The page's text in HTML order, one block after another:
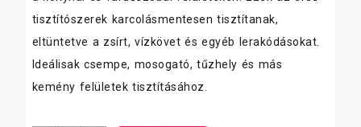
tisztítószerek karcolásmentesen tisztítanak,
eltüntetve a zsírt, vízkövet és egyéb lerakódásokat.
Ideálisak csempe, mosogató, tűzhely és más
kemény felületek tisztításához.